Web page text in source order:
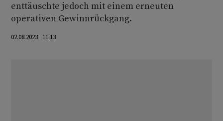
enttäuschte jedoch mit einem erneuten
operativen Gewinnrückgang.
02.08.2023 11:13